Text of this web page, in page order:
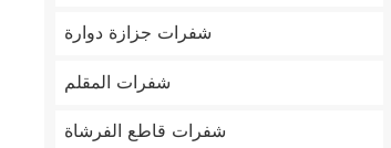
شفرات جزازة دوارة
شفرات المقلم
شفرات قاطع الفرشاة